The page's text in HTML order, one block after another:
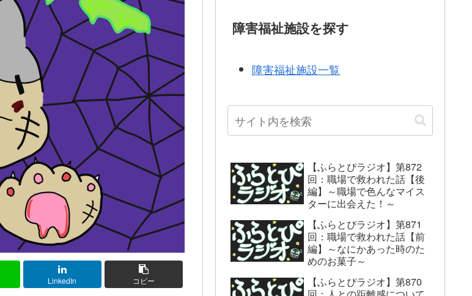
LinkedIn コピー
障害福祉施設を探す
障害福祉施設一覧
【ふらとぴラジオ】第872
回：職場で救われた話【後
編】～職場で色んなマイス
ターに出会えた！～
【ふらとぴラジオ】第871
回：職場で救われた話【前
編】～なにかあった時のた
めのお菓子～
【ふらとぴラジオ】第870